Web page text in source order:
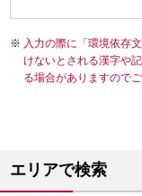
入力の際に「環境依存
けないとされる漢字や
る場合がありますのでご
エリアで検索